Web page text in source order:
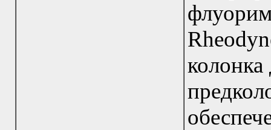
колонка